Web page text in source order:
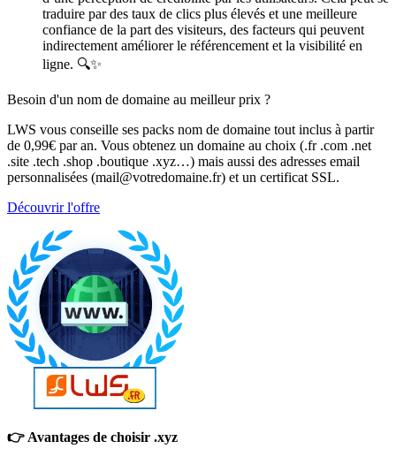
traduire par des taux de clics plus élevés et une meilleure
confiance de la part des visiteurs, des facteurs qui peuvent
indirectement améliorer le référencement et la visibilité en
ligne. 🔍✨
Besoin d'un nom de domaine au meilleur prix ?
LWS vous conseille ses packs nom de domaine tout inclus à partir
de 0,99€ par an. Vous obtenez un domaine au choix (.fr .com .net
.site .tech .shop .boutique .xyz…) mais aussi des adresses email
personnalisées (mail@votredomaine.fr) et un certificat SSL.
Découvrir l'offre
👉 Avantages de choisir .xyz